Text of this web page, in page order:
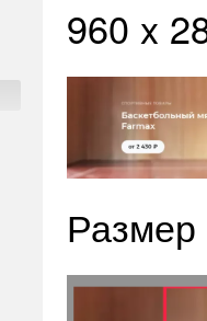
960 x
Размер